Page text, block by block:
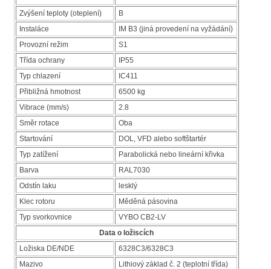
Zvýšení teploty (oteplení)
B
Instaláce
IM B3 (jiná provedení na vyžádání)
Provozní režim
S1
Třída ochrany
IP55
Typ chlazení
IC411
Přibližná hmotnost
6500 kg
Vibrace (mm/s)
2.8
Směr rotace
Oba
Startování
DOL, VFD alebo softštartér
Typ zatížení
Parabolická nebo lineární křivka
Barva
RAL7030
Odstín laku
lesklý
Klec rotoru
Měděná pásovina
Typ svorkovnice
VYBO CB2-LV
Data o ložiscích
Ložiska DE/NDE
6328C3/6328C3
Mazivo
Lithiový základ č. 2 (teplotní třída)